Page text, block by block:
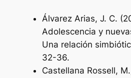
Álvarez Arias, J. C.
Adolescencia y
Una relación
32-36.
Castellana Rossell,